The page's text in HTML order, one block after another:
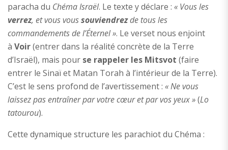
paracha du Chéma Israël. Le texte y déclare : « Vous les
verrez, et vous voussouviendrezde tous les
commandements de l’Éternel ». Le verset nous enjoint
à Voir(entrer dans la réalité concrète de la Terre
d’Israël), mais pour se rappeler les Mitsvot (faire
entrer le Sinaï et Matan Torah à l’intérieur de la Terre).
C’est le sens profond de l’avertissement : « Ne vous
laissez pas entraîner par votre cœur et par vos yeux »(Lo
tatourou).
Cette dynamique structure les parachiot du Chéma :